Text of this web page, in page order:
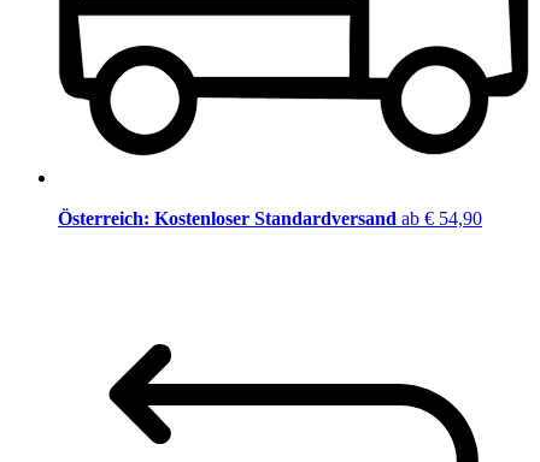
Österreich: Kostenloser Standardversand ab € 54,90